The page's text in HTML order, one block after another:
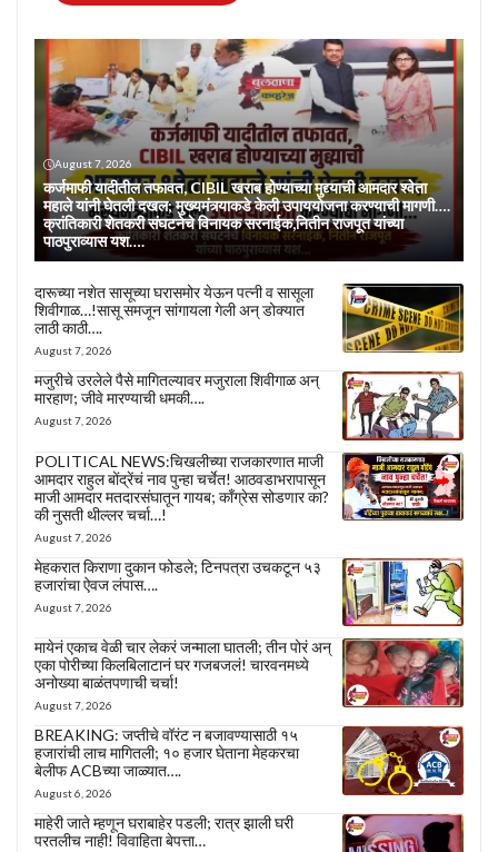
August 7, 2026
कर्जमाफी यादीतील तफावत, CIBIL खराब होण्याच्या मुद्द्याची आमदार श्वेता
महाले यांनी घेतली दखल; मुख्यमंत्र्याकडे केली उपाययोजना करण्याची मागणी….
क्रांतिकारी शेतकरी संघटनेचे विनायक सरनाईक,नितीन राजपूत यांच्या
पाठपुराव्यास यश….
दारूच्या नशेत सासूच्या घरासमोर येऊन पत्नी व सासूला
शिवीगाळ…!सासू समजून सांगायला गेली अन् डोक्यात
लाठी काठी….
August 7, 2026
मजुरीचे उरलेले पैसे मागितल्यावर मजुराला शिवीगाळ अन्
मारहाण; जीवे मारण्याची धमकी….
August 7, 2026
POLITICAL NEWS:चिखलीच्या राजकारणात माजी
आमदार राहुल बोंद्रेंचं नाव पुन्हा चर्चेत! आठवडाभरापासून
माजी आमदार मतदारसंघातून गायब; काँग्रेस सोडणार का?
की नुसती थील्लर चर्चा…!
August 7, 2026
मेहकरात किराणा दुकान फोडले; टिनपत्रा उचकटून ५३
हजारांचा ऐवज लंपास….
August 7, 2026
मायेनं एकाच वेळी चार लेकरं जन्माला घातली; तीन पोरं अन्
एका पोरीच्या किलबिलाटानं घर गजबजलं! चारवनमध्ये
अनोख्या बाळंतपणाची चर्चा!
August 7, 2026
BREAKING: जप्तीचे वॉरंट न बजावण्यासाठी १५
हजारांची लाच मागितली; १० हजार घेताना मेहकरचा
बेलीफ ACBच्या जाळ्यात….
August 6, 2026
माहेरी जाते म्हणून घराबाहेर पडली; रात्र झाली घरी
परतलीच नाही! विवाहिता बेपत्ता…